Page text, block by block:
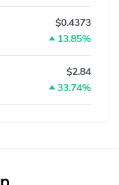
$0.4373
13.85%
$2.84
33.74%